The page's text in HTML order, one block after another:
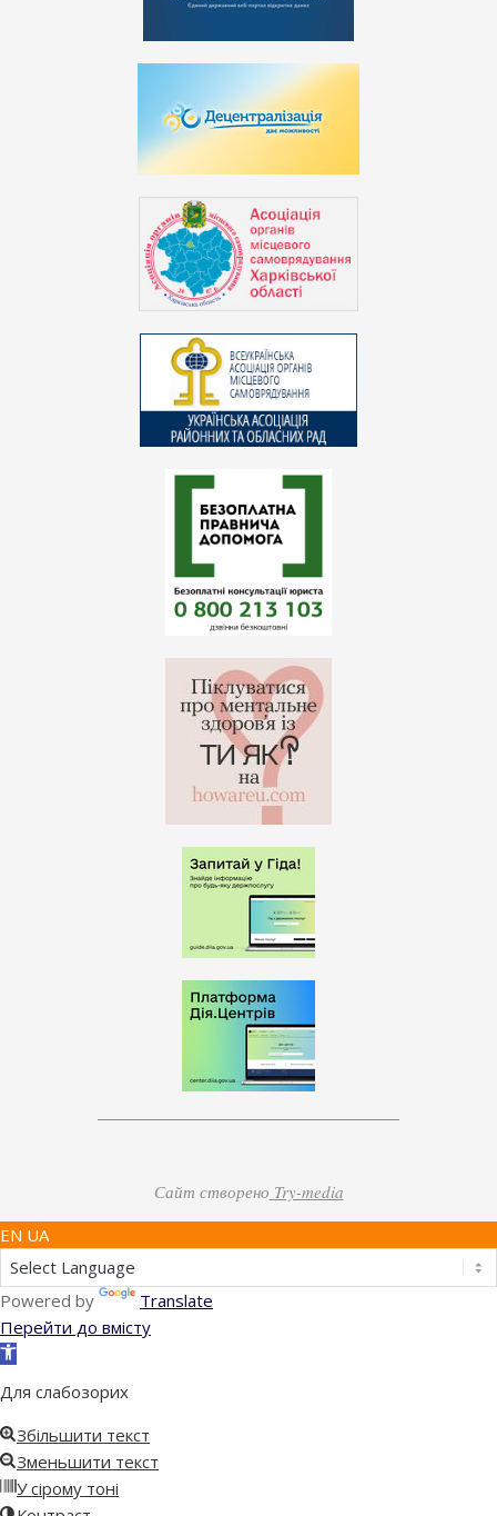
Сайт створено Try-media
EN UA
Powered by
Translate
Перейти до вмісту
Відкрити
інструментів
Для слабозорих
Збільшити текст
Зменьшити текст
У сірому тоні